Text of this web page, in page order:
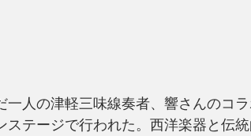
人の津軽三味線奏者、響さんのコ
テージで行われた。西洋楽器と伝